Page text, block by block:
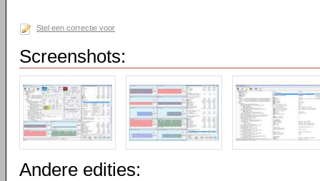
Stel een correctie voor
Screenshots:
Andere edities: